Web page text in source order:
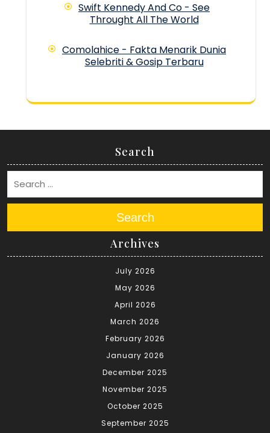
Swift Kennedy And Co - See
Throught All The World
Comolahice - Fakta Menarik Dunia
Selebriti & Gosip Terbaru
Search
Search
Archives
July 2026
May 2026
April 2026
March 2026
February 2026
January 2026
December 2025
November 2025
October 2025
September 2025